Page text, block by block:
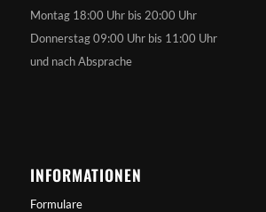
Montag 18:00 Uhr bis 20:00 Uhr
Donnerstag 09:00 Uhr bis 11:00 Uhr
und nach Absprache
INFORMATIONEN
Formulare